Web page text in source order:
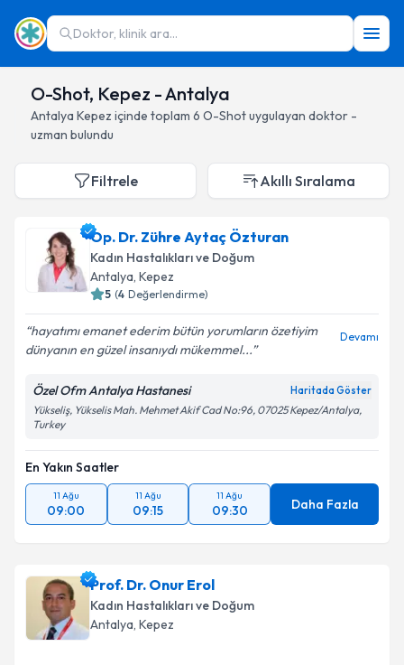
Doktor, klinik ara...
O-Shot, Kepez - Antalya
Antalya Kepez içinde toplam 6 O-Shotuygulayan doktor -
uzman bulundu
Filtrele Akıllı Sıralama
Op. Dr. Zühre Aytaç Özturan
Kadın Hastalıkları ve Doğum
Antalya, Kepez
5 (4 Değerlendirme)
hayatımı emanet ederim bütün yorumların özetiyim
dünyanın en güzel insanıydı mükemmel...
Devamı
Özel Ofm Antalya Hastanesi Haritada Göster
Yükseliş, Yükselis Mah. Mehmet Akif Cad No:96, 07025 Kepez/Antalya,
Turkey
En Yakın Saatler
11 Ağu
09:00
11 Ağu
09:15
11 Ağu
09:30 Daha Fazla
Prof. Dr. Onur Erol
Kadın Hastalıkları ve Doğum
Antalya, Kepez